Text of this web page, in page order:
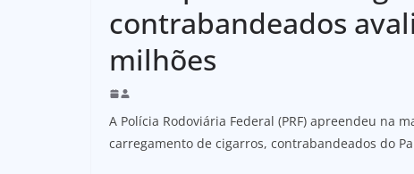
contrabandeados
milhões
A Polícia Rodoviária Federal (PRF) apreendeu na
carregamento de cigarros, contrabandeados do